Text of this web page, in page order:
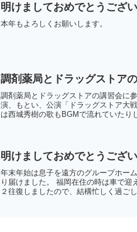
明けましておめでとうござ
本年もよろしくお願いします。
調剤薬局とドラッグストア
調剤薬局とドラッグストアの講習会に
演、もとい、公演「ドラッグストア大
は西城秀樹の歌もBGMで流れていたり
明けましておめでとうござい
年末年始は息子を遠方のグループホー
り届けました。 福岡在住の時は車で
２往復しましたので、結構忙しく過ご